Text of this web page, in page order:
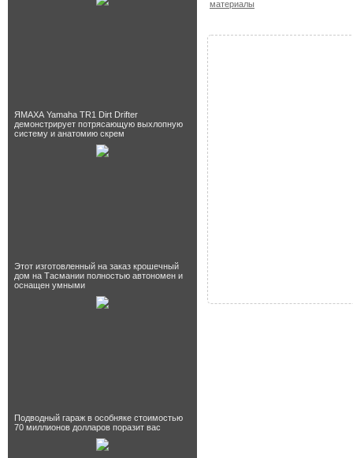
ЯМАХА Yamaha TR1 Dirt Drifter
демонстрирует потрясающую выхлопную
систему и анатомию скрем
Этот изготовленный на заказ крошечный
дом на Тасмании полностью автономен и
оснащен умными
Подводный гараж в особняке стоимостью
70 миллионов долларов поразит вас
материалы